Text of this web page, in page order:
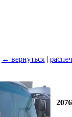
← вернуться |